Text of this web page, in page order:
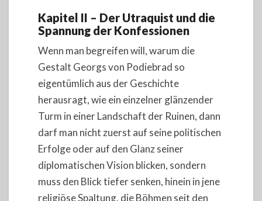
Kapitel II – Der Utraquist und die
Spannung der Konfessionen
Wenn man begreifen will, warum die
Gestalt Georgs von Podiebrad so
eigentümlich aus der Geschichte
herausragt, wie ein einzelner glänzender
Turm in einer Landschaft der Ruinen, dann
darf man nicht zuerst auf seine politischen
Erfolge oder auf den Glanz seiner
diplomatischen Vision blicken, sondern
muss den Blick tiefer senken, hinein in jene
religiöse Spaltung, die Böhmen seit den